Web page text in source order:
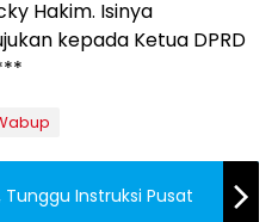
Hakim. Isinya
kepada Ketua DPRD
Tunggu Instruksi Pusat